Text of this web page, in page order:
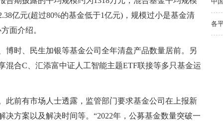
亿元(超过80%的基金低于1亿元)，规模过小是基金清
面介绍。
博时、民生加银等基金公司全年清盘产品数量居前。另
混合C、汇添富中证人工智能主题ETF联接等多只基金运
此前有市场人士透露，监管部门要求基金公司在上报新
方案以及解决时间等。“2022年，公募基金数量突破一
各